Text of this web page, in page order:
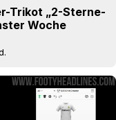
Trikot „2-Sterne-
Woche